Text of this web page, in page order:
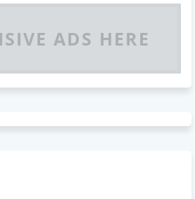
ADS HERE